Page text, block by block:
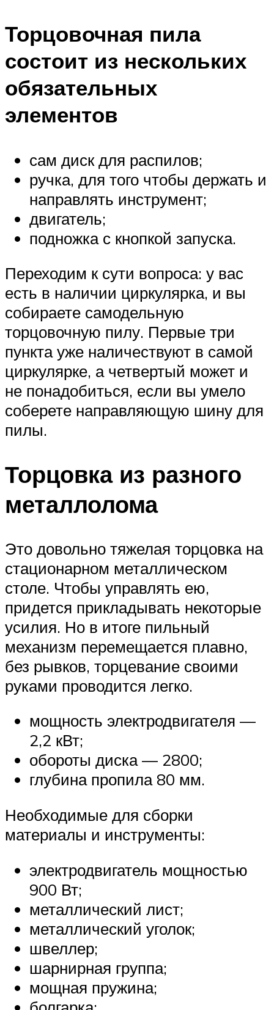
Торцовочная пила
состоит из нескольких
обязательных
элементов
сам диск для распилов;
ручка, для того чтобы держать и
направлять инструмент;
двигатель;
подножка с кнопкой запуска.
Переходим к сути вопроса: у вас
есть в наличии циркулярка, и вы
собираете самодельную
торцовочную пилу. Первые три
пункта уже наличествуют в самой
циркулярке, а четвертый может и
не понадобиться, если вы умело
соберете направляющую шину для
пилы.
Торцовка из разного
металлолома
Это довольно тяжелая торцовка на
стационарном металлическом
столе. Чтобы управлять ею,
придется прикладывать некоторые
усилия. Но в итоге пильный
механизм перемещается плавно,
без рывков, торцевание своими
руками проводится легко.
мощность электродвигателя —
2,2 кВт;
обороты диска — 2800;
глубина пропила 80 мм.
Необходимые для сборки
материалы и инструменты:
электродвигатель мощностью
900 Вт;
металлический лист;
металлический уголок;
швеллер;
шарнирная группа;
мощная пружина;